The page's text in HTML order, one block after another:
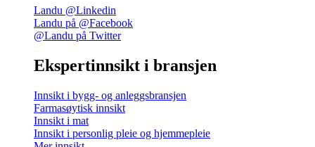
Landu @Linkedin
Landu på @Facebook
@Landu på Twitter
Ekspertinnsikt i bransjen
Innsikt i bygg- og anleggsbransjen
Farmasøytisk innsikt
Innsikt i mat
Innsikt i personlig pleie og hjemmepleie